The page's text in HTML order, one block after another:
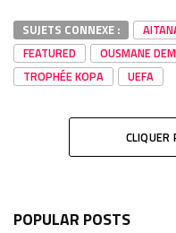
SUJETS CONNEXE :
FEATURED
OUSMANE
TROPHÉE KOPA
UEFA
CLIQUER
POPULAR POSTS